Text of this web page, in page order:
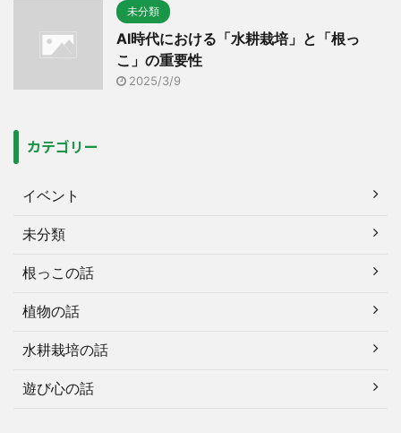
未分類
AI時代における「水耕栽培」と「根っ
こ」の重要性
2025/3/9
カテゴリー
イベント
未分類
根っこの話
植物の話
水耕栽培の話
遊び心の話